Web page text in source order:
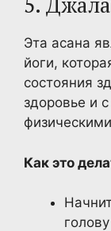
Эта асана
йоги,
состояния
здоровье и
Как это